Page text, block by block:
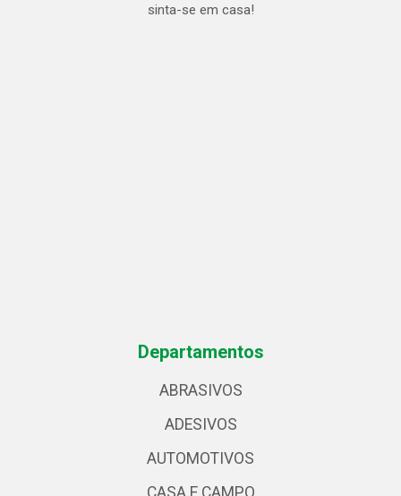
sinta-se em casa!
Departamentos
ABRASIVOS
ADESIVOS
AUTOMOTIVOS